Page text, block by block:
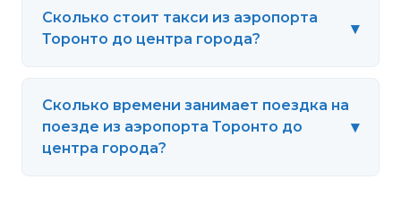
Сколько стоит такси из аэропорта
Торонто до центра города?
▾
Сколько времени занимает поездка на
поезде из аэропорта Торонто до
центра города?
▾